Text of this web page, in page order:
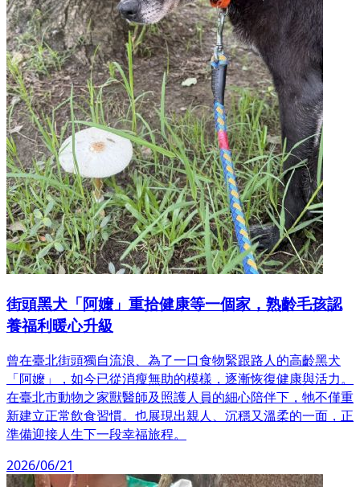
街頭黑犬「阿嬤」重拾健康等一個家，熟齡毛孩認
養福利暖心升級
曾在臺北街頭獨自流浪、為了一口食物緊跟路人的高齡黑犬
「阿嬤」，如今已從消瘦無助的模樣，逐漸恢復健康與活力。
在臺北市動物之家獸醫師及照護人員的細心陪伴下，牠不僅重
新建立正常飲食習慣。也展現出親人、沉穩又溫柔的一面，正
準備迎接人生下一段幸福旅程。
2026/06/21